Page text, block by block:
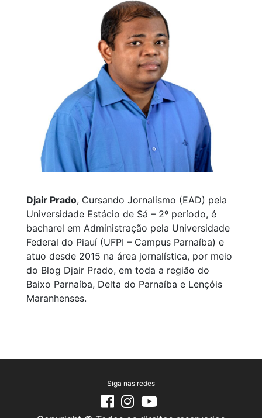
Djair Prado, Cursando Jornalismo (EAD) pela
Universidade Estácio de Sá – 2º período, é
bacharel em Administração pela Universidade
Federal do Piauí (UFPI – Campus Parnaíba) e
atuo desde 2015 na área jornalística, por meio
do Blog Djair Prado, em toda a região do
Baixo Parnaíba, Delta do Parnaíba e Lençóis
Maranhenses.
Siga nas redes